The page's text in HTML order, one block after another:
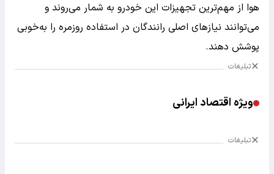
هوا از مهم‌ترین تجهیزات این خودرو به شمار می‌روند و
می‌توانند نیازهای اصلی رانندگان در استفاده روزمره را به‌خوبی
پوشش دهند.
تبلیغات
ویژه اقتصاد ایرانی
تبلیغات